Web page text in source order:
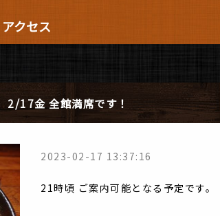
アクセス
2/17金 全館満席です！
2023-02-17 13:37:16
21時頃 ご案内可能となる予定です。